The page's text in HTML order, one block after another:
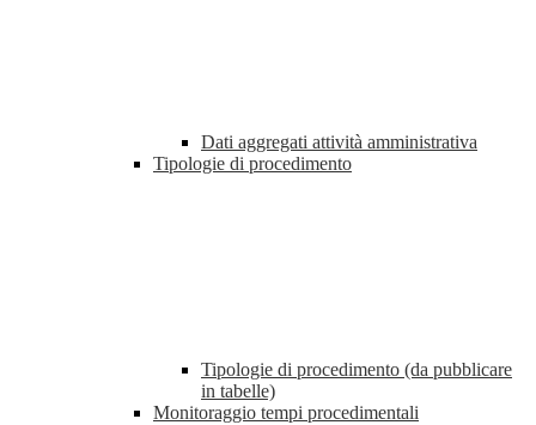
Dati aggregati attività amministrativa
Tipologie di procedimento
Tipologie di procedimento (da pubblicare
in tabelle)
Monitoraggio tempi procedimentali